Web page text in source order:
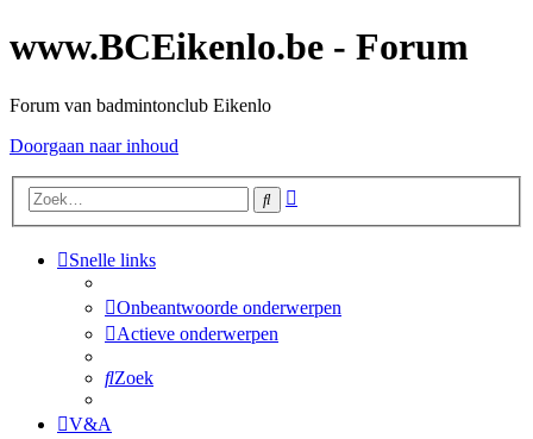
www.BCEikenlo.be - Forum
Forum van badmintonclub Eikenlo
Doorgaan naar inhoud
Zoek
Snelle links
Onbeantwoorde onderwerpen
Actieve onderwerpen
Zoek
V&A